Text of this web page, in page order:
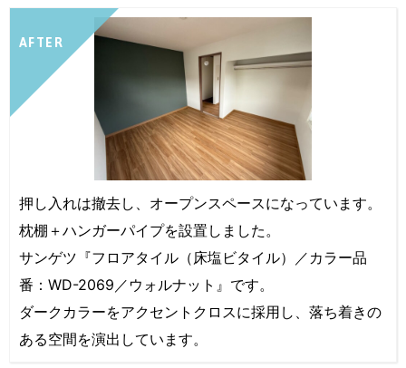
AFTER
押し入れは撤去し、オープンスペースになっています。
枕棚＋ハンガーパイプを設置しました。
サンゲツ『フロアタイル（床塩ビタイル）／カラー品
番：WD-2069／ウォルナット』です。
ダークカラーをアクセントクロスに採用し、落ち着きの
ある空間を演出しています。